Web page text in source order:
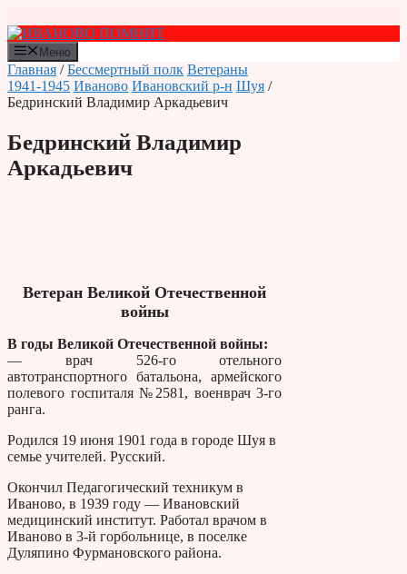
к
содержимому
Меню
Главная /Бессмертный полк Ветераны
1941-1945 Иваново Ивановский р-н Шуя /
Бедринский Владимир Аркадьевич
Бедринский Владимир
Аркадьевич
Ветеран Великой Отечественной
войны
В годы Великой Отечественной войны:
— врач 526-го отельного
автотранспортного батальона, армейского
полевого госпиталя №2581, военврач 3-го
ранга.
Родился 19 июня 1901 года в городе Шуя в
семье учителей. Русский.
Окончил Педагогический техникум в
Иваново, в 1939 году — Ивановский
медицинский институт. Работал врачом в
Иваново в 3-й горбольнице, в поселке
Дуляпино Фурмановского района.